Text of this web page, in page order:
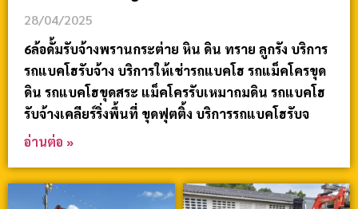
28/04/2025
6ล้อดั้มรับจ้างพรานกระต่าย หิน ดิน ทราย ลูกรัง บริการ
รถแบคโฮรับจ้าง บริการให้เช่ารถแบคโฮ รถแม็คโครขุด
ดิน รถแบคโฮขุดสระ แม็คโครรับเหมาถมดิน รถแบคโฮ
รับจ้างเคลียร์ริ่งพื้นที่ ขุดฟุตติ้ง บริการรถแบคโฮรับจ
อ่านต่อ »